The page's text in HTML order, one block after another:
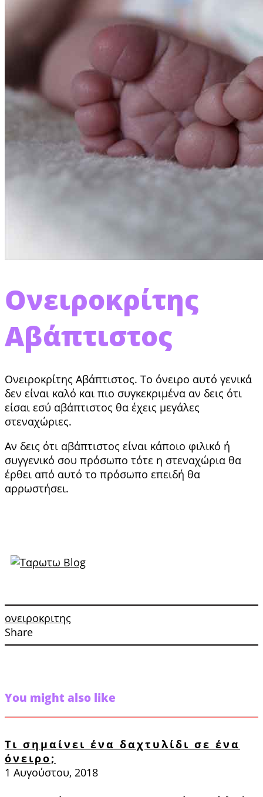
Ονειροκρίτης
Αβάπτιστος
Ονειροκρίτης Αβάπτιστος. Το όνειρο αυτό γενικά
δεν είναι καλό και πιο συγκεκριμένα αν δεις ότι
είσαι εσύ αβάπτιστος θα έχεις μεγάλες
στεναχώριες.
Αν δεις ότι αβάπτιστος είναι κάποιο φιλικό ή
συγγενικό σου πρόσωπο τότε η στεναχώρια θα
έρθει από αυτό το πρόσωπο επειδή θα
αρρωστήσει.
ονειροκριτης
Share
You might also like
Τι σημαίνει ένα δαχτυλίδι σε ένα
όνειρο;
1 Αυγούστου, 2018